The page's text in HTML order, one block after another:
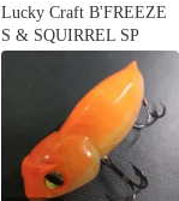
Lucky Craft B'FREEZE
S & SQUIRREL SP